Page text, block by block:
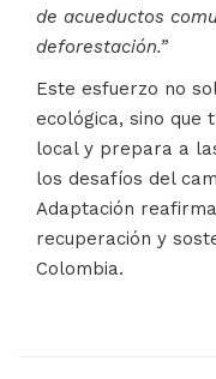
de acueductos
deforestación.”
Este esfuerzo no
ecológica, sino que
local y prepara a
los desafíos del
Adaptación
recuperación y
Colombia.